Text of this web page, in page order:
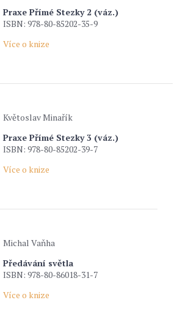
Praxe Přímé Stezky 2 (váz.)
ISBN: 978-80-85202-35-9
Více o knize
Květoslav Minařík
Praxe Přímé Stezky 3 (váz.)
ISBN: 978-80-85202-39-7
Více o knize
Michal Vaňha
Předávání světla
ISBN: 978-80-86018-31-7
Více o knize